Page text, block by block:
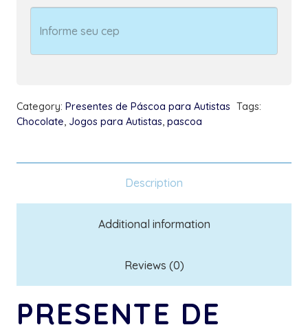
Jogo
quantity
Category: Presentes de Páscoa para Autistas Tags:
Chocolate, Jogos para Autistas, pascoa
Description
Additional information
Reviews (0)
PRESENTE DE